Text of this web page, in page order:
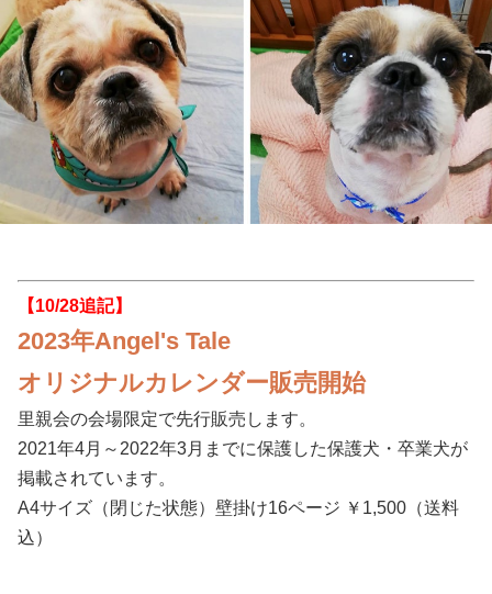
【10/28追記】
2023年Angel's Tale
オリジナルカレンダー販売開始
里親会の会場限定で先行販売します。
2021年4月～2022年3月までに保護した保護犬・卒業犬が
掲載されています。
A4サイズ（閉じた状態）壁掛け16ページ ￥1,500（送料
込）